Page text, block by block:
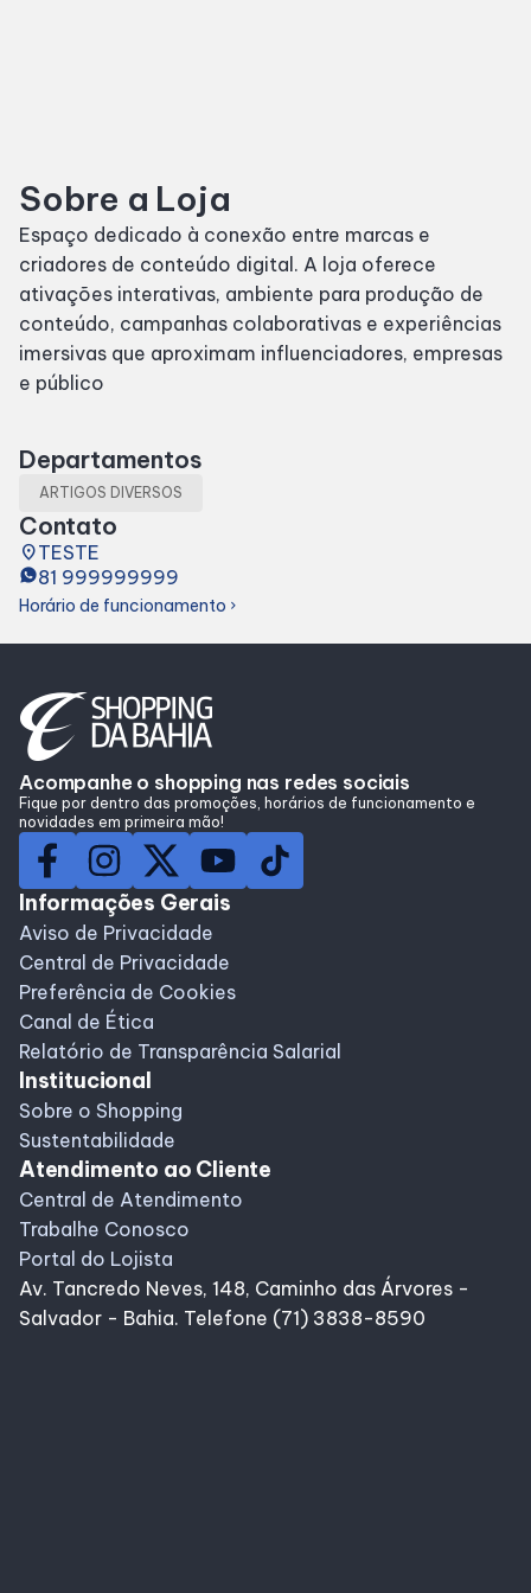
Entretenimento
Cinema
Eventos
Lojas e Restaurantes
Lojas
Compre Online
Programa de benefícios
Sobre a Loja
Espaço dedicado à conexão entre marcas e
criadores de conteúdo digital. A loja oferece
ativações interativas, ambiente para produção de
conteúdo, campanhas colaborativas e experiências
imersivas que aproximam influenciadores, empresas
e público
Departamentos
ARTIGOS DIVERSOS
Contato
placeTESTE
81 999999999
Horário de funcionamento chevron_right
Acompanhe o shopping nas redes sociais
Fique por dentro das promoções, horários de funcionamento e
novidades em primeira mão!
Informações Gerais
Aviso de Privacidade
Central de Privacidade
Preferência de Cookies
Canal de Ética
Relatório de Transparência Salarial
Institucional
Sobre o Shopping
Sustentabilidade
Atendimento ao Cliente
Central de Atendimento
Trabalhe Conosco
Portal do Lojista
Av. Tancredo Neves, 148, Caminho das Árvores -
Salvador - Bahia. Telefone (71) 3838-8590